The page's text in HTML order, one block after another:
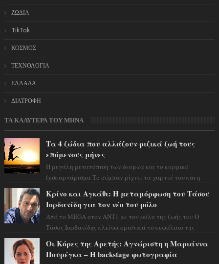
ΖΩΔΙΑ
TikTok
ΚΟΣΜΟΣ
ΤΕΧΝΟΛΟΓΙΑ
ΕΛΛΑΔΑ
ΔΙΑΤΡΟΦΗ
ΤΑ ΚΑΛΥΤΕΡΑ ΤΟΥ ΜΗΝΑ
Τα 4 ζώδια που αλλάζουν ριζικά ζωή τους
επόμενους μήνες
Η μεγάλη μετατόπιση των δεσμών και το καρμικό
ξεσκαρτάρισμα Το σύμπαν ρίχνει τα χαρτιά του και η
Κρίνο και Αγκάθι: Η μεταμόρφωση του Τάσου
Ιορδανίδη για τον νέο του ρόλο
Από το MEGA στον ΑΝΤ1 με τον ρόλο της ζωής του Ο
Τάσος Ιορδανίδης κλείνει οριστικά το κεφάλαιο της
Οι Κόρες της Αρετής: Αγνώριστη η Μαριάννα
Πουρέγκα – H backstage φωτογραφία